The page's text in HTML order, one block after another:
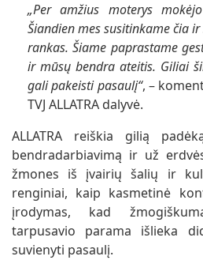
„Per amžius moterys
Šiandien mes susitinkame čia
rankas. Šiame paprastame
ir mūsų bendra ateitis. Giliai
gali pakeisti pasaulį“, –
TVJ ALLATRA dalyvė.
ALLATRA reiškia gilią
bendradarbiavimą ir už
žmones iš įvairių šalių ir
renginiai, kaip kasmetinė
įrodymas, kad
tarpusavio parama išlieka
suvienyti pasaulį.